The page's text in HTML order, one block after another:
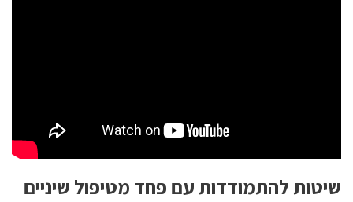
שיטות להתמודדות עם פחד מטיפול שיניים